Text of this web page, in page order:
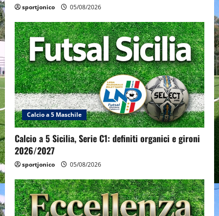
sportjonico 05/08/2026
Calcio a 5 Maschile
Calcio a 5 Sicilia, Serie C1: definiti organici e gironi
2026/2027
sportjonico 05/08/2026